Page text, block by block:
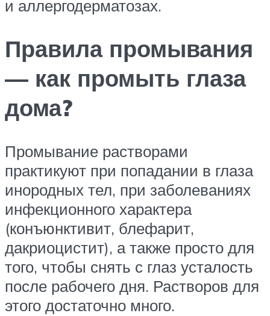
и аллергодерматозах.
Правила промывания
— как промыть глаза
дома?
Промывание растворами
практикуют при попадании в глаза
инородных тел, при заболеваниях
инфекционного характера
(конъюнктивит, блефарит,
дакриоцистит), а также просто для
того, чтобы снять с глаз усталость
после рабочего дня. Растворов для
этого достаточно много.